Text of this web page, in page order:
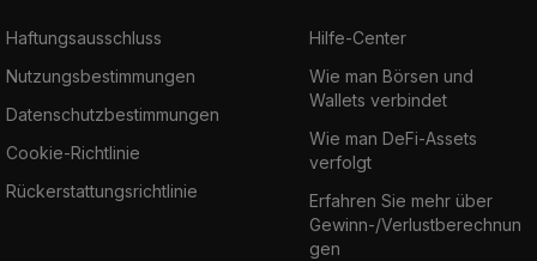
Haftungsausschluss
Nutzungsbestimmungen
Datenschutzbestimmungen
Cookie-Richtlinie
Rückerstattungsrichtlinie
Hilfe-Center
Wie man Börsen und
Wallets verbindet
Wie man DeFi-Assets
verfolgt
Erfahren Sie mehr über
Gewinn-/Verlustberechnun
gen